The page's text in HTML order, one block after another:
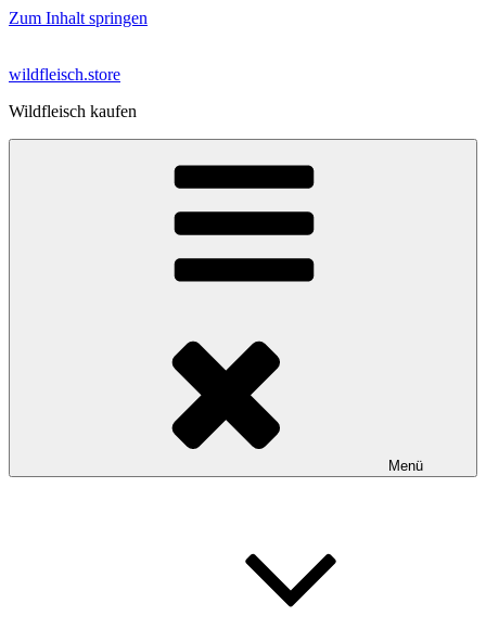
Zum Inhalt springen
wildfleisch.store
Wildfleisch kaufen
Menü